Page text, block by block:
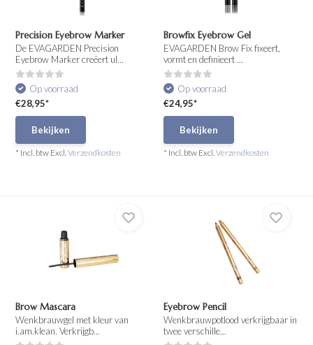
Precision Eyebrow Marker
De EVAGARDEN Precision
Eyebrow Marker creëert ul...
Op voorraad
€28,95*
Bekijken
* Incl. btw Excl.Verzendkosten
Browfix Eyebrow Gel
EVAGARDEN Brow Fix fixeert,
vormt en definieert ...
Op voorraad
€24,95*
Bekijken
* Incl. btw Excl.Verzendkosten
Brow Mascara
Wenkbrauwgel met kleur van
i.am.klean. Verkrijgb...
Eyebrow Pencil
Wenkbrauwpotlood verkrijgbaar in
twee verschille...